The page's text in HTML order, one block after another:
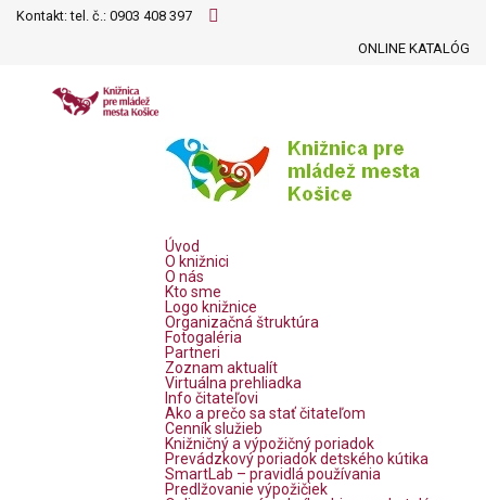
Kontakt: tel. č.: 0903 408 397
ONLINE KATALÓG
Úvod
O knižnici
O nás
Kto sme
Logo knižnice
Organizačná štruktúra
Fotogaléria
Partneri
Zoznam aktualít
Virtuálna prehliadka
Info čitateľovi
Ako a prečo sa stať čitateľom
Cenník služieb
Knižničný a výpožičný poriadok
Prevádzkový poriadok detského kútika
SmartLab – pravidlá používania
Predlžovanie výpožičiek